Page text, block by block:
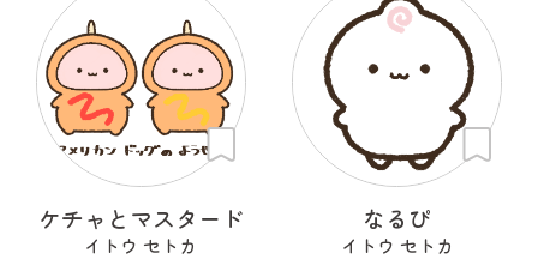
ケチャとマスタード
イトウ セトカ
なるぴ
イトウ セトカ